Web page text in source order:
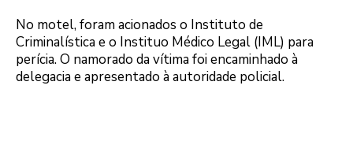
No motel, foram acionados o Instituto de
Criminalística e o Instituo Médico Legal (IML) para
perícia. O namorado da vítima foi encaminhado à
delegacia e apresentado à autoridade policial.